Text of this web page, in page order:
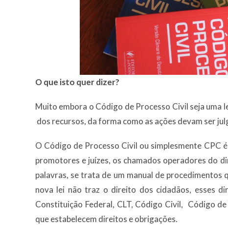
O que isto quer dizer?
Muito embora o Código de Processo Civil seja
dos recursos, da forma como as ações devam ser
O Código de Processo Civil ou simplesmente CPC
promotores e juízes, os chamados operadores do
palavras, se trata de um manual de procedimentos
nova lei não traz o direito dos cidadãos, esses
Constituição Federal, CLT, Código Civil, Código
que estabelecem direitos e obrigações.